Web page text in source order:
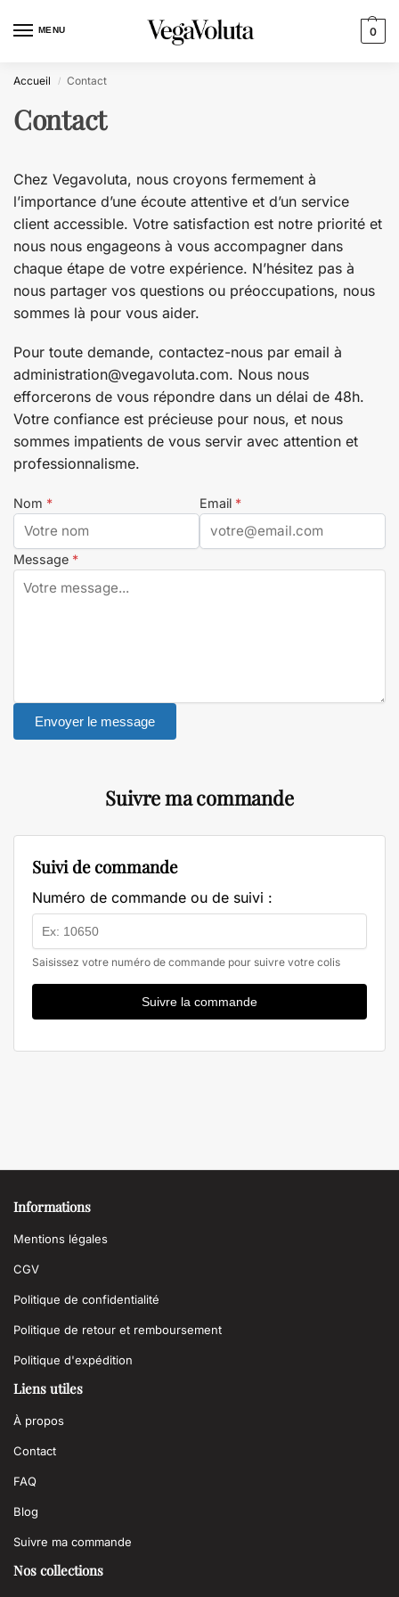
MENU 0
Accueil / Contact
Contact
Chez Vegavoluta, nous croyons fermement à
l’importance d’une écoute attentive et d’un service
client accessible. Votre satisfaction est notre priorité et
nous nous engageons à vous accompagner dans
chaque étape de votre expérience. N’hésitez pas à
nous partager vos questions ou préoccupations, nous
sommes là pour vous aider.
Pour toute demande, contactez-nous par email à
administration@vegavoluta.com. Nous nous
efforcerons de vous répondre dans un délai de 48h.
Votre confiance est précieuse pour nous, et nous
sommes impatients de vous servir avec attention et
professionnalisme.
Nom * Email *
Message *
Envoyer le message
Suivre ma commande
Suivi de commande
Numéro de commande ou de suivi :
Saisissez votre numéro de commande pour suivre votre colis
Suivre la commande
Informations
Mentions légales
CGV
Politique de confidentialité
Politique de retour et remboursement
Politique d'expédition
Liens utiles
À propos
Contact
FAQ
Blog
Suivre ma commande
Nos collections